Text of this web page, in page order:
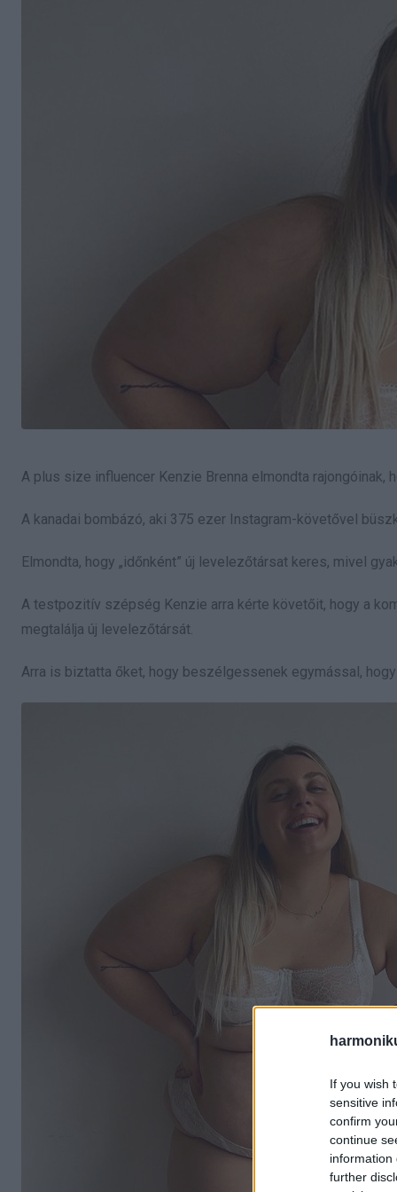
If you wish
sensitive
confirm
continue
information
further
A plus size influencer Kenzie Brenna elmondta rajongóinak,
A kanadai bombázó, aki 375 ezer Instagram-követővel
Elmondta, hogy „időnként” új levelezőtársat keres, mivel
A testpozitív szépség Kenzie arra kérte követőit, hogy a
megtalálja új levelezőtársát.
Arra is biztatta őket, hogy beszélgessenek egymással,